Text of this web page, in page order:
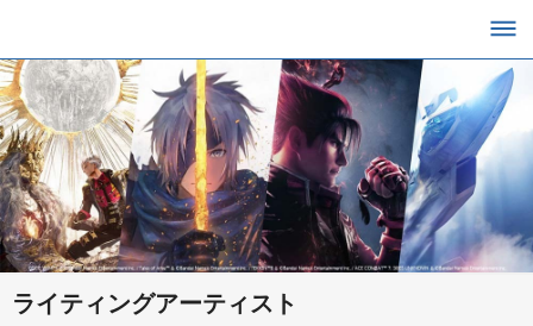
ライティングアーティスト